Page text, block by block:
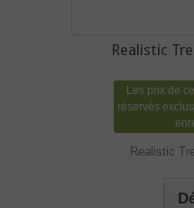
Realistic
Les prix de
réservés
Realistic